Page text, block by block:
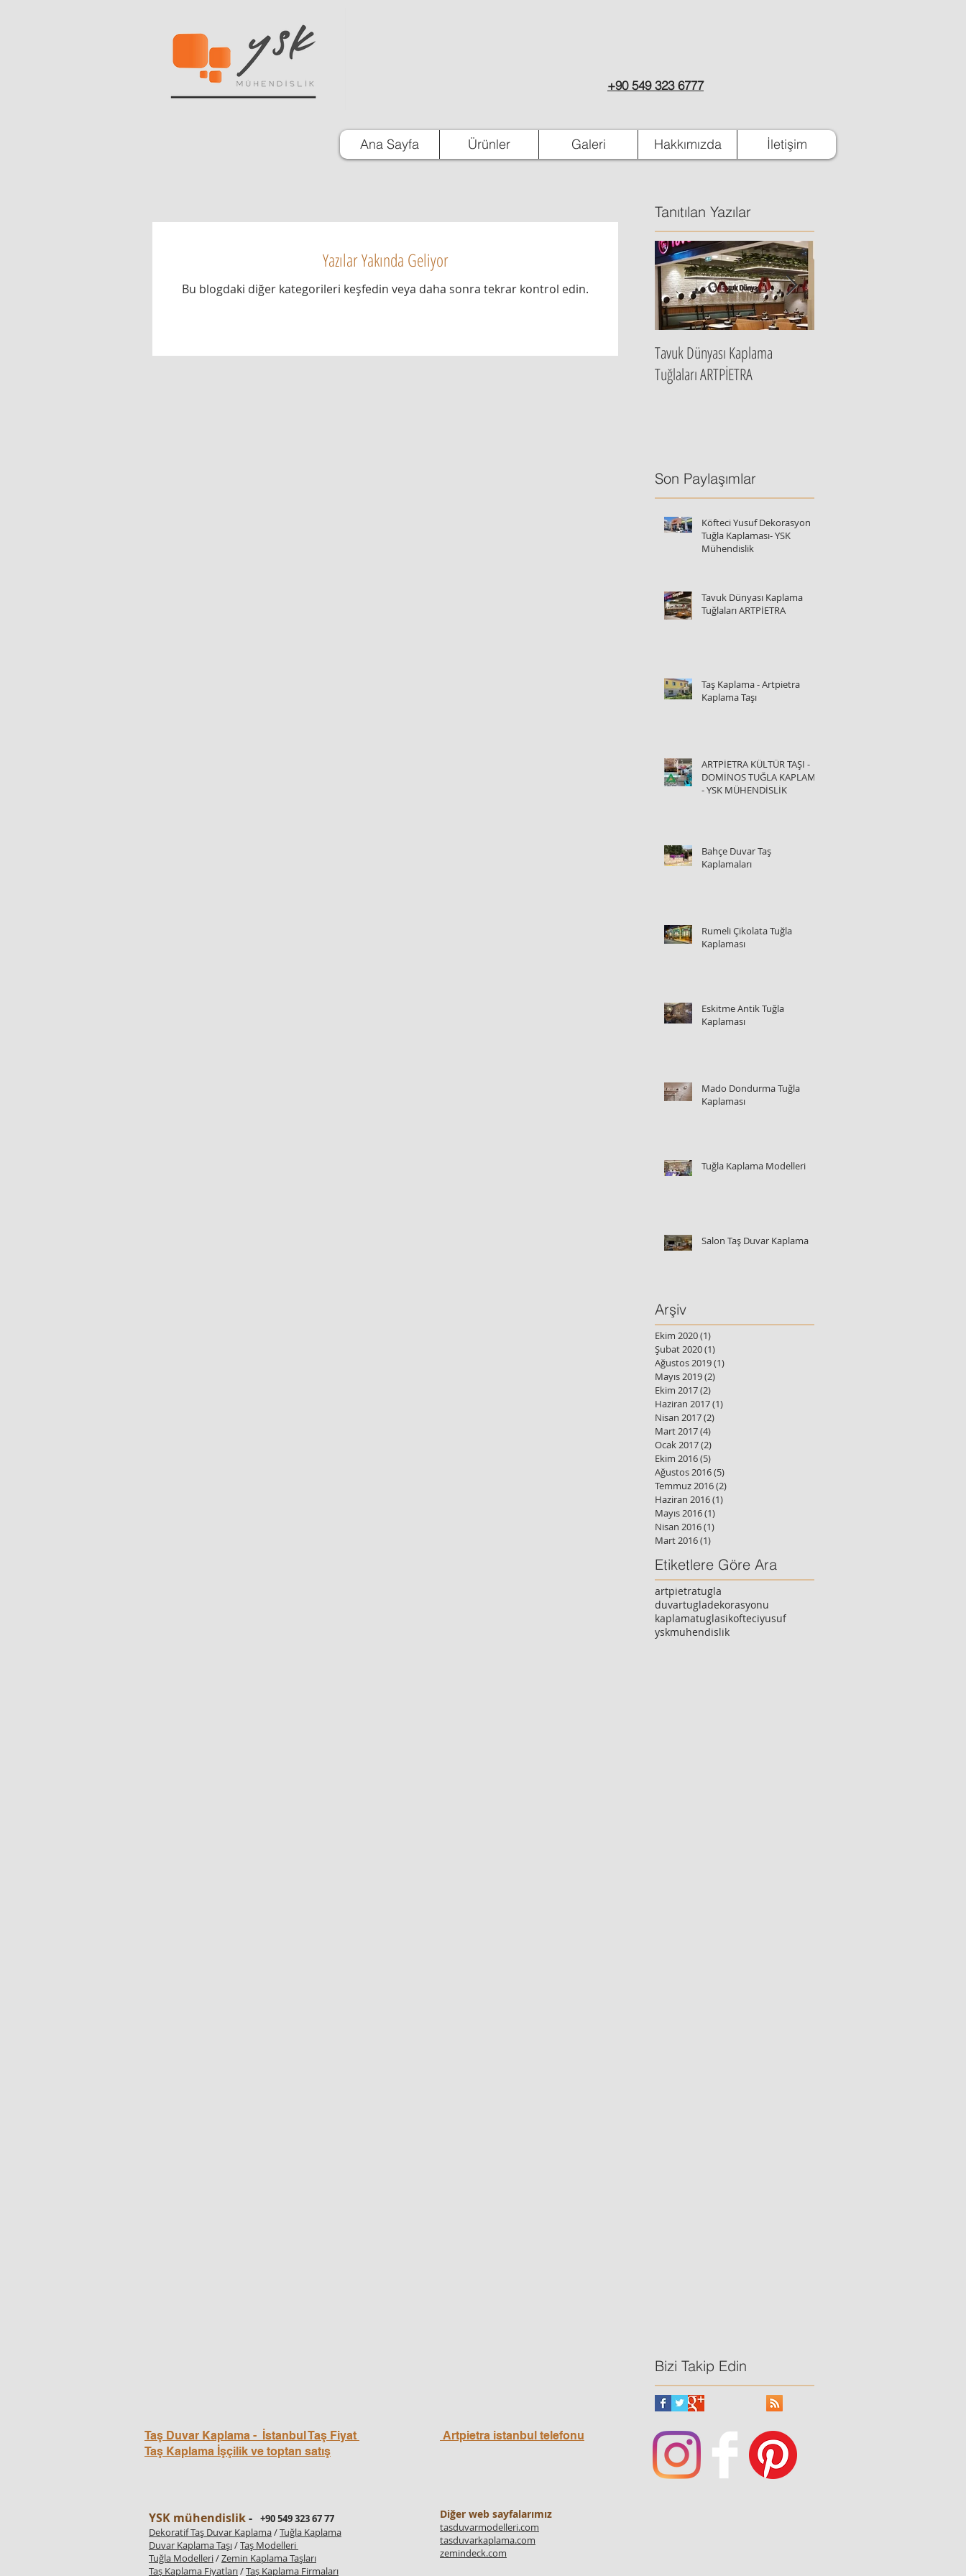
+90 549 323 6777
Ana Sayfa Ürünler Galeri Hakkımızda İletişim
Tanıtılan Yazılar
Yazılar Yakında Geliyor
Bu blogdaki diğer kategorileri keşfedin veya daha sonra tekrar kontrol edin.
Tavuk Dünyası Kaplama
Tuğlaları ARTPİETRA
Son Paylaşımlar
Köfteci Yusuf Dekorasyon
Tuğla Kaplaması- YSK
Mühendislik
Tavuk Dünyası Kaplama
Tuğlaları ARTPİETRA
Taş Kaplama - Artpietra
Kaplama Taşı
ARTPİETRA KÜLTÜR TAŞI -
DOMİNOS TUĞLA KAPLAMA
- YSK MÜHENDİSLİK
Bahçe Duvar Taş
Kaplamaları
Rumeli Çikolata Tuğla
Kaplaması
Eskitme Antik Tuğla
Kaplaması
Mado Dondurma Tuğla
Kaplaması
Tuğla Kaplama Modelleri
Salon Taş Duvar Kaplama
Arşiv
Ekim 2020(1)
Şubat 2020(1)
Ağustos 2019(1)
Mayıs 2019(2)
Ekim 2017(2)
Haziran 2017(1)
Nisan 2017(2)
Mart 2017(4)
Ocak 2017(2)
Ekim 2016(5)
Ağustos 2016(5)
Temmuz 2016(2)
Haziran 2016(1)
Mayıs 2016(1)
Nisan 2016(1)
Mart 2016(1)
Etiketlere Göre Ara
artpietratugla
duvartugladekorasyonu
kaplamatuglasikofteciyusuf
yskmuhendislik
Bizi Takip Edin
Taş Duvar Kaplama - İstanbul Taş Fiyat
Taş Kaplama İşçilik ve toptan satış
Artpietra istanbul telefonu
YSK mühendislik-
+90 549 323 67 77
Dekoratif Taş Duvar Kaplama/Tuğla Kaplama
Duvar Kaplama Taşı/Taş Modelleri
Tuğla Modelleri/Zemin Kaplama Taşları
Taş Kaplama Fiyatları/Taş Kaplama Firmaları
Diğer web sayfalarımız
tasduvarmodelleri.com
tasduvarkaplama.com
zemindeck.com